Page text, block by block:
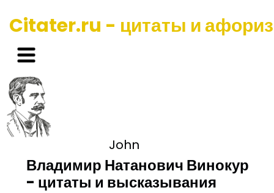
Citater.ru - цитаты и
John
Владимир Натанович Винокур
- цитаты и высказывания